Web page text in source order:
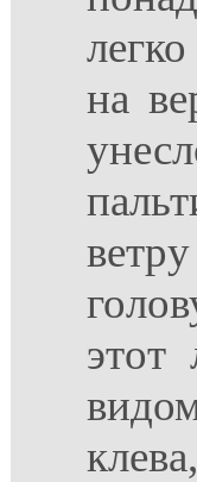
на
этот